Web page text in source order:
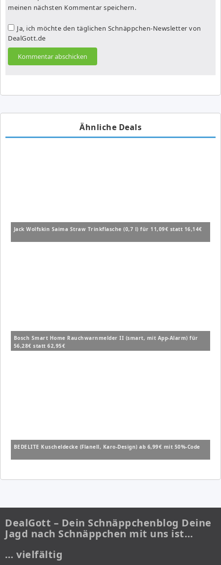
meinen nächsten Kommentar speichern.
Ja, ich möchte den täglichen Schnäppchen-Newsletter von
DealGott.de
Ähnliche Deals
Jack Wolfskin Saima Straw Trinkflasche (0,7 l) für 11,09€ statt 16,14€
Bosch Smart Home Rauchwarnmelder II (smart, mit App-Alarm) für
56,28€ statt 62,95€
BEDELITE Kuscheldecke (Flanell, Karo-Design) ab 6,99€ mit 50%-Code
DealGott – Dein Schnäppchenblog Deine
Jagd nach Schnäppchen mit uns ist…
… vielfältig